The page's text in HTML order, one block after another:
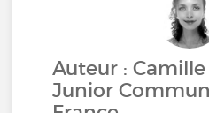
Auteur :
Junior